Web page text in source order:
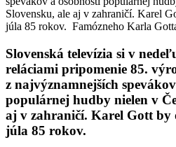
Slovensku, ale aj v zahraničí. Karel
júla 85 rokov. Famózneho Karla
Slovenská televízia si v
reláciami pripomenie 85.
z najvýznamnejších
populárnej hudby nielen v
aj v zahraničí. Karel Gott by
júla 85 rokov.